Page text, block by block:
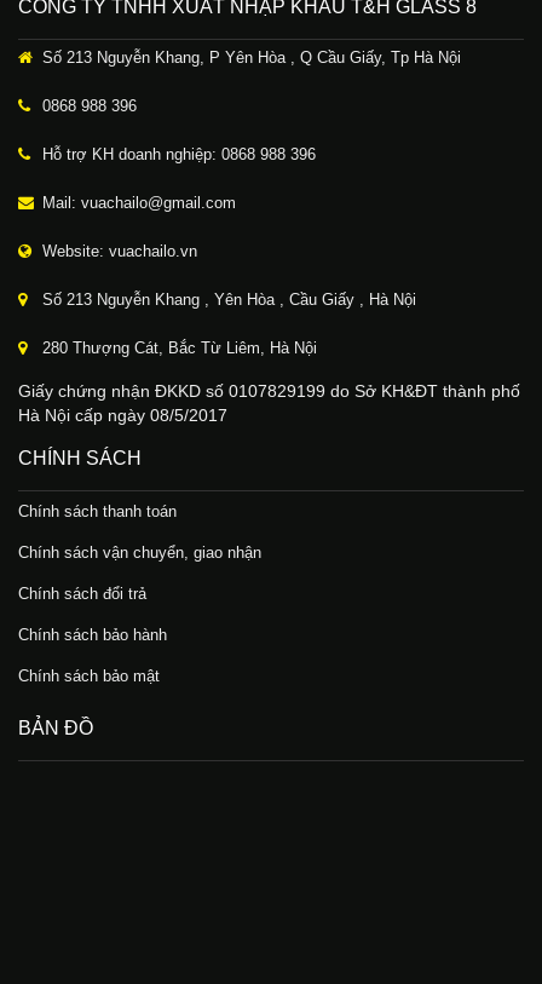
CÔNG TY TNHH XUẤT NHẬP KHẨU T&H GLASS 8
Số 213 Nguyễn Khang, P Yên Hòa , Q Cầu Giấy, Tp Hà Nội
0868 988 396
Hỗ trợ KH doanh nghiệp: 0868 988 396
Mail: vuachailo@gmail.com
Website: vuachailo.vn
Số 213 Nguyễn Khang , Yên Hòa , Cầu Giấy , Hà Nội
280 Thượng Cát, Bắc Từ Liêm, Hà Nội
Giấy chứng nhận ĐKKD số 0107829199 do Sở KH&ĐT thành phố
Hà Nội cấp ngày 08/5/2017
CHÍNH SÁCH
Chính sách thanh toán
Chính sách vận chuyển, giao nhận
Chính sách đổi trả
Chính sách bảo hành
Chính sách bảo mật
BẢN ĐỒ